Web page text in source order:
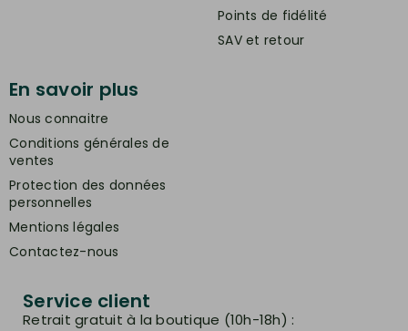
Points de fidélité
SAV et retour
En savoir plus
Nous connaitre
Conditions générales de
ventes
Protection des données
personnelles
Mentions légales
Contactez-nous
Service client
Retrait gratuit à la boutique (10h-18h) :